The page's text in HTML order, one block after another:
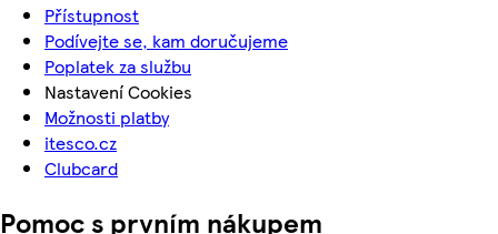
Přístupnost
Podívejte se, kam doručujeme
Poplatek za službu
Nastavení Cookies
Možnosti platby
itesco.cz
Clubcard
Pomoc s prvním nákupem